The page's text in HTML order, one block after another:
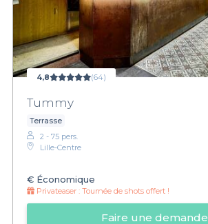
4,8 (64)
Tummy
Terrasse
2 - 75 pers.
Lille-Centre
€ Économique
Privateaser : Tournée de shots offert !
Faire une demande